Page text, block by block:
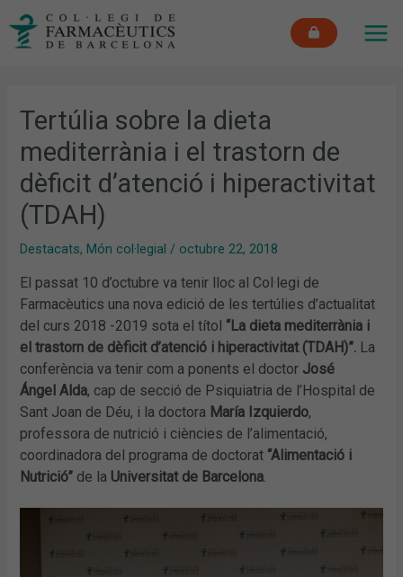
Tertúlia sobre la dieta
mediterrània i el trastorn de
dèficit d’atenció i hiperactivitat
(TDAH)
Destacats, Món col·legial / octubre 22, 2018
El passat 10 d’octubre va tenir lloc al Col·legi de
Farmacèutics una nova edició de les tertúlies d’actualitat
del curs 2018 -2019 sota el títol “La dieta mediterrània i
el trastorn de dèficit d’atenció i hiperactivitat (TDAH)”. La
conferència va tenir com a ponents el doctor José
Ángel Alda, cap de secció de Psiquiatria de l’Hospital de
Sant Joan de Déu, i la doctora María Izquierdo,
professora de nutrició i ciències de l’alimentació,
coordinadora del programa de doctorat “Alimentació i
Nutrició” de la Universitat de Barcelona.